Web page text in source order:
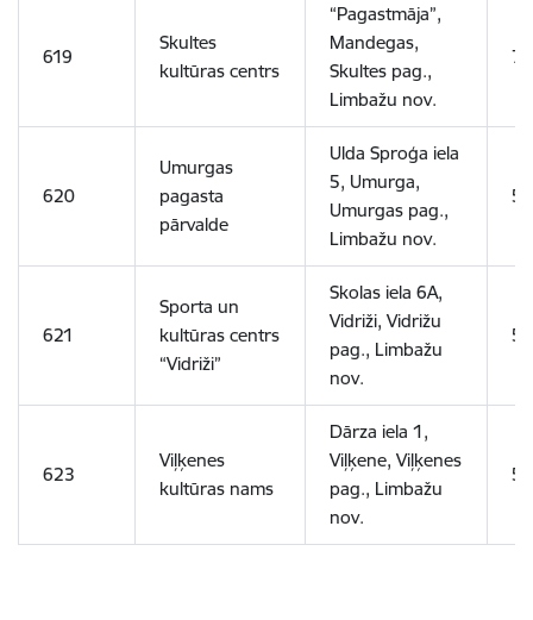
619
Skultes
kultūras centrs
“Pagastmāja”,
Mandegas,
Skultes pag.,
Limbažu nov.
7
620
Umurgas
pagasta
pārvalde
Ulda Sproģa iela
5, Umurga,
Umurgas pag.,
Limbažu nov.
5
621
Sporta un
kultūras centrs
“Vidriži”
Skolas iela 6A,
Vidriži, Vidrižu
pag., Limbažu
nov.
5
623
Viļķenes
kultūras nams
Dārza iela 1,
Viļķene, Viļķenes
pag., Limbažu
nov.
5